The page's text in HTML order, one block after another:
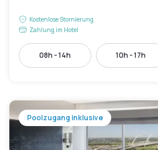
Kostenlose Stornierung
Zahlung im Hotel
08h - 14h 10h - 17h
Poolzugang inklusive